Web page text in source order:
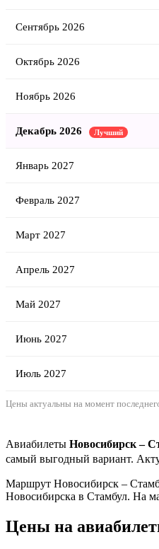
Сентябрь 2026
Октябрь 2026
Ноябрь 2026
Декабрь 2026 Лучший
Январь 2027
Февраль 2027
Март 2027
Апрель 2027
Май 2027
Июнь 2027
Июль 2027
Цены актуальны на момент
Авиабилеты Новосибирск –
самый выгодный вариант.
Маршрут Новосибирск –
Новосибирска в Стамбул. На
Цены на